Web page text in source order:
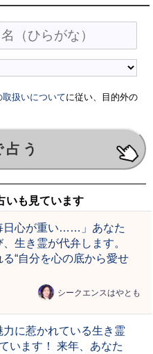
扱いについてに従い、目的外の
いも見ています
日心が重い……」あなた
生き霊が代弁します。
“自分を心の底から愛せ
シークエンスはやとも
力に惹かれている生き霊
います！ 来年、あなた